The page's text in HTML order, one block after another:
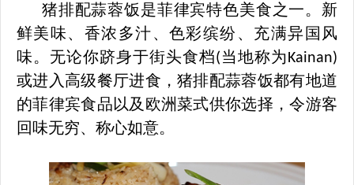
猪排配蒜蓉饭是菲律宾特色美食之一。新
鲜美味、香浓多汁、色彩缤纷、充满异国风
味。无论你跻身于街头食档( 当地称为Kainan)
或进入高级餐厅进食，猪排配蒜蓉饭都有地道
的菲律宾食品以及欧洲菜式供你选择，令游客
回味无穷、称心如意。